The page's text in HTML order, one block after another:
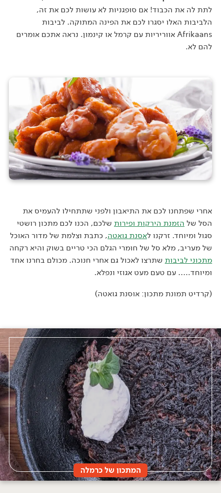
לתת לה את הכבוד! אם סופגניות לא עושות לכם את זה,
הלביבות האלו יסגרו לכם את הפינה המתוקה. לביבות
Afrikaans אווריריות עם קרמל או קינמון. נראה אתכם אומרים
להם לא.
אחרי שפתחנו לכם את התיאבון ולפני שתתחילו להעמיס את
הסל של הזמנת הירקות ופירותשלכם, הכנו לכם מתכון רושטי
סגול ומיוחד. זרקנו לאסנת גואטה, כתבת וצלמת של מדור האוכל
של מעריב, מלא סל של חומרי הגלם הכי טריים בשוק והיא רקחה
מתכוני לביבותשתרצו לאכול גם אחרי חנוכה. מכולם בחרנו אחד
ומיוחד….. עם טעם מעט אגוזי ונפלא.
(קרדיט תמונת מתכון: אוסנת גואטה)
המתכון של כרמלה